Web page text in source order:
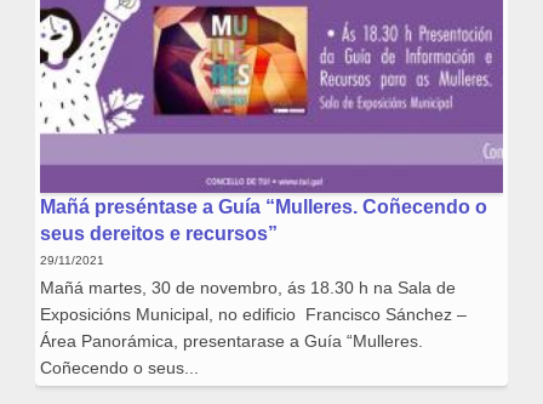
Mañá preséntase a Guía “Mulleres. Coñecendo o
seus dereitos e recursos”
29/11/2021
Mañá martes, 30 de novembro, ás 18.30 h na Sala de
Exposicións Municipal, no edificio Francisco Sánchez –
Área Panorámica, presentarase a Guía “Mulleres.
Coñecendo o seus...